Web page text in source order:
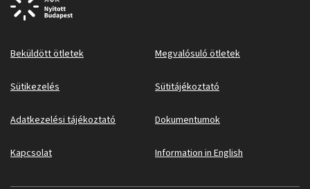
Beküldött ötletek Megvalósuló ötletek
Sütikezelés Sütitájékoztató
Adatkezelési tájékoztató Dokumentumok
Kapcsolat Information in English